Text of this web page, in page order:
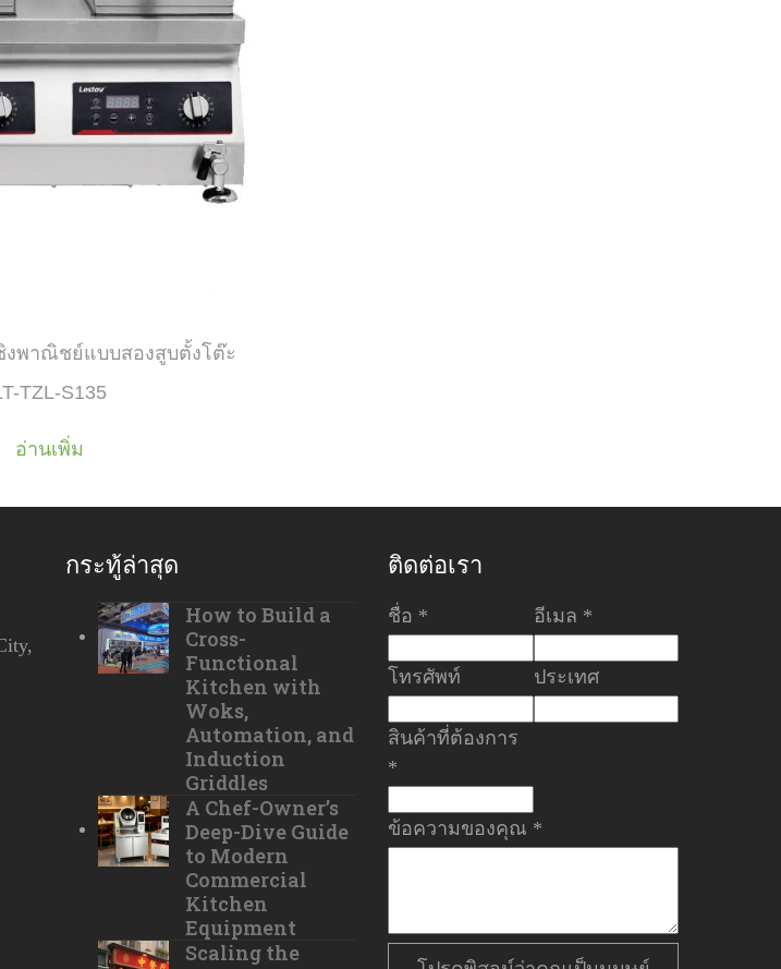
พาณิชย์แบบสองสูบตั้งโต๊ะ
TZL-S135
อ่านเพิ่ม
กระทู้ล่าสุด
How to Build a
Cross-
Functional
Kitchen with
Woks,
Automation, and
Induction
Griddles
A Chef-Owner’s
Deep-Dive Guide
to Modern
Commercial
Kitchen
Equipment
Scaling the
ติดต่อเรา
ชื่อ * อีเมล *
โทรศัพท์ ประเทศ
สินค้าที่ต้องการ
*
ข้อความของคุณ *